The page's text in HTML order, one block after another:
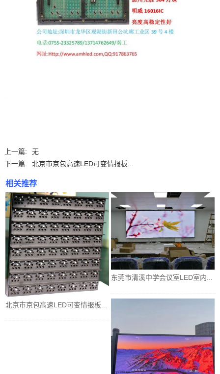
上一篇:
无
下一篇:
北京市京包高速LED可变情报板...
相关推荐
北京市京包高速LED可变情报板...
东莞市清溪中学会议室LED室内...